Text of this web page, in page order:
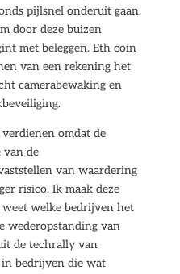
pijlsnel onderuit gaan.
door deze buizen
met beleggen. Eth coin
van een rekening het
camerabewaking en
omdat de
van de
van waardering
risico. Ik maak deze
weet welke bedrijven het
wederopstanding van
de techrally van
bedrijven die wat